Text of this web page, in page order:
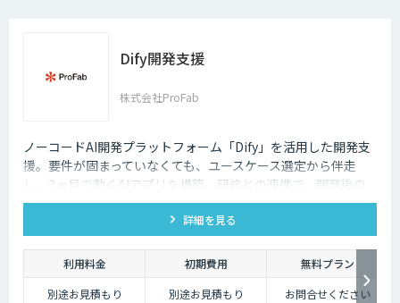
Dify開発支援
株式会社ProFab
ノーコードAI開発プラットフォーム「Dify」を活用した開発支
援。要件が固まっていなくても、ユースケース選定から伴走
し、2ヶ月で動くAIアプリを構築。研修との連携で、開発後の
内製化・自走までサポートします。
詳細を見る
利用料金 初期費用
無料プラン
別途お見積もり
別途お見積もり お問合せください